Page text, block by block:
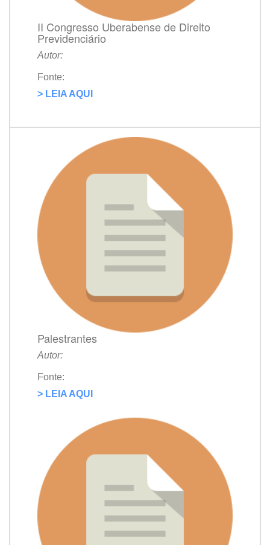
II Congresso Uberabense de Direito
Previdenciário
Autor:
Fonte:
> LEIA AQUI
Palestrantes
Autor:
Fonte:
> LEIA AQUI